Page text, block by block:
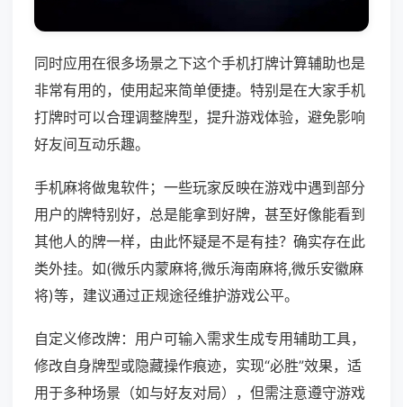
同时应用在很多场景之下这个手机打牌计算辅助也是
非常有用的，使用起来简单便捷。特别是在大家手机
打牌时可以合理调整牌型，提升游戏体验，避免影响
好友间互动乐趣。
手机麻将做鬼软件；一些玩家反映在游戏中遇到部分
用户的牌特别好，总是能拿到好牌，甚至好像能看到
其他人的牌一样，由此怀疑是不是有挂？确实存在此
类外挂。如(微乐内蒙麻将,微乐海南麻将,微乐安徽麻
将)等，建议通过正规途径维护游戏公平。
自定义修改牌：用户可输入需求生成专用辅助工具，
修改自身牌型或隐藏操作痕迹，实现“必胜”效果，适
用于多种场景（如与好友对局），但需注意遵守游戏